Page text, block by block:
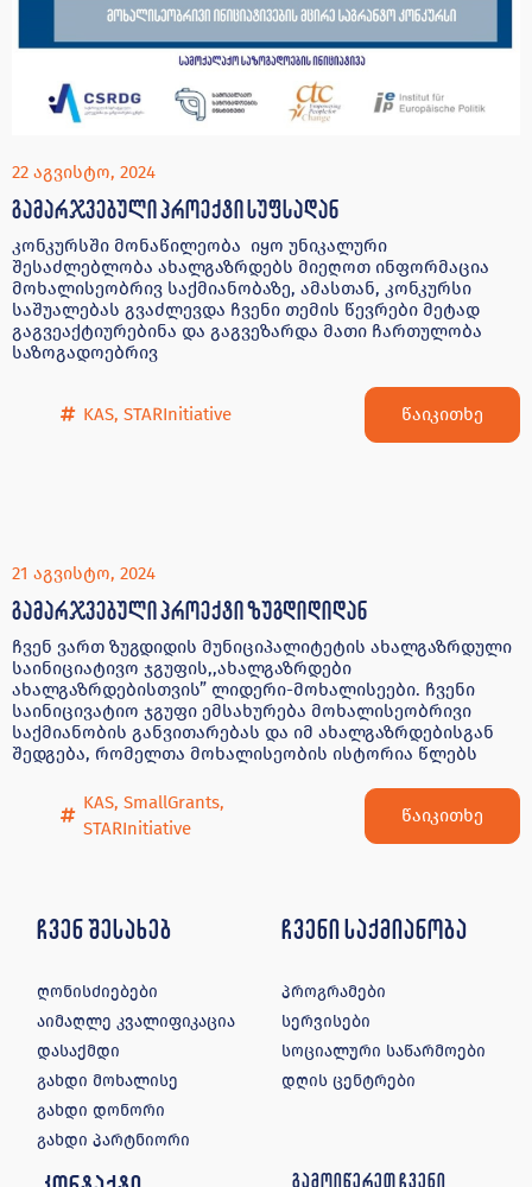
22 აგვისტო, 2024
გამარჯვებული პროექტი სუფსადან
კონკურსში მონაწილეობა იყო უნიკალური
შესაძლებლობა ახალგაზრდებს მიეღოთ ინფორმაცია
მოხალისეობრივ საქმიანობაზე, ამასთან, კონკურსი
საშუალებას გვაძლევდა ჩვენი თემის წევრები მეტად
გაგვეაქტიურებინა და გაგვეზარდა მათი ჩართულობა
საზოგადოებრივ
KAS, STARInitiative წაიკითხე
21 აგვისტო, 2024
გამარჯვებული პროექტი ზუგდიდიდან
ჩვენ ვართ ზუგდიდის მუნიციპალიტეტის ახალგაზრდული
საინიციატივო ჯგუფის,,ახალგაზრდები
ახალგაზრდებისთვის” ლიდერი-მოხალისეები. ჩვენი
საინიცივატიო ჯგუფი ემსახურება მოხალისეობრივი
საქმიანობის განვითარებას და იმ ახალგაზრდებისგან
შედგება, რომელთა მოხალისეობის ისტორია წლებს
KAS, SmallGrants,
STARInitiative
წაიკითხე
ჩვენ შესახებ
ღონისძიებები
აიმაღლე კვალიფიკაცია
დასაქმდი
გახდი მოხალისე
გახდი დონორი
გახდი პარტნიორი
ჩვენი საქმიანობა
პროგრამები
სერვისები
სოციალური საწარმოები
დღის ცენტრები
გამოიწერეთ ჩვენი